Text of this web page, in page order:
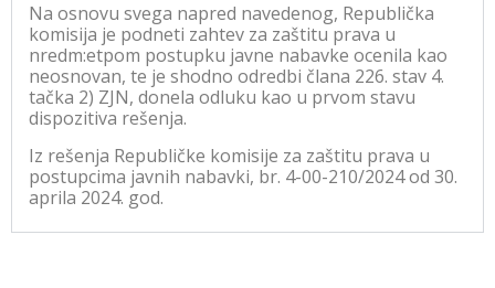
Na osnovu svega napred navedenog, Republička
komisija je podneti zahtev za zaštitu prava u
nredm:etpom postupku javne nabavke ocenila kao
neosnovan, te je shodno odredbi člana 226. stav 4.
tačka 2) ZJN, donela odluku kao u prvom stavu
dispozitiva rešenja.
Iz rešenja Republičke komisije za zaštitu prava u
postupcima javnih nabavki, br. 4-00-210/2024 od 30.
aprila 2024. god.